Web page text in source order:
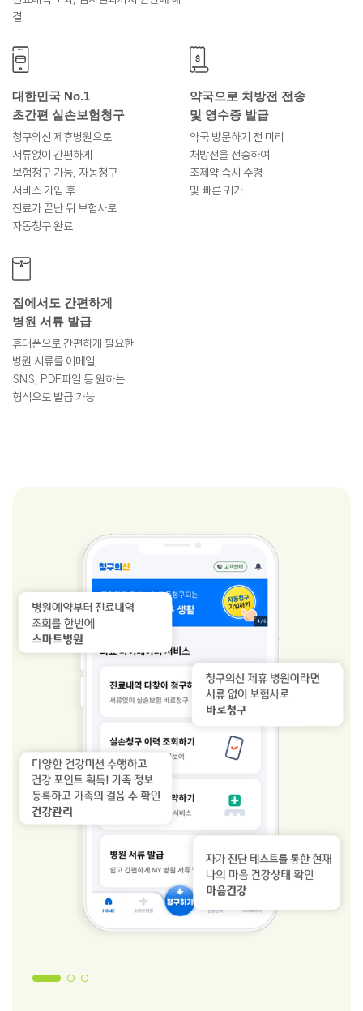
결
대한민국 No.1
초간편 실손보험청구
청구의신 제휴병원으로
서류없이 간편하게
보험청구 가능, 자동청구
서비스 가입 후
진료가 끝난 뒤 보험사로
자동청구 완료
약국으로 처방전 전송
및 영수증 발급
약국 방문하기 전 미리
처방전을 전송하여
조제약 즉시 수령
및 빠른 귀가
집에서도 간편하게
병원 서류 발급
휴대폰으로 간편하게 필요한
병원 서류를 이메일,
SNS, PDF파일 등 원하는
형식으로 발급 가능